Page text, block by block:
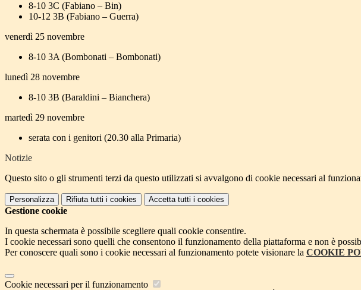
8-10 3C (Fabiano – Bin)
10-12 3B (Fabiano – Guerra)
venerdì 25 novembre
8-10 3A (Bombonati – Bombonati)
lunedì 28 novembre
8-10 3B (Baraldini – Bianchera)
martedì 29 novembre
serata con i genitori (20.30 alla Primaria)
Notizie
Questo sito o gli strumenti terzi da questo utilizzati si avvalgono di cookie necessari al
Personalizza Rifiuta tutti i cookies Accetta tutti i cookies
Gestione cookie
In questa schermata è possibile scegliere quali cookie consentire.
I cookie necessari sono quelli che consentono il funzionamento della piattaforma e non è
Per conoscere quali sono i cookie necessari al funzionamento potete visionare la COOKIE
Cookie necessari per il funzionamento